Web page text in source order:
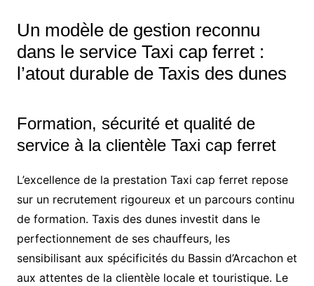
Un modèle de gestion reconnu
dans le service Taxi cap ferret :
l’atout durable de Taxis des dunes
Formation, sécurité et qualité de
service à la clientèle Taxi cap ferret
L’excellence de la prestation Taxi cap ferret repose
sur un recrutement rigoureux et un parcours continu
de formation. Taxis des dunes investit dans le
perfectionnement de ses chauffeurs, les
sensibilisant aux spécificités du Bassin d’Arcachon et
aux attentes de la clientèle locale et touristique. Le